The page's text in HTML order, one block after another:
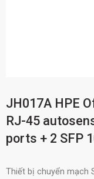
JH017A HPE
RJ-45
ports + 2 SFP
Thiết bị chuyển mạch